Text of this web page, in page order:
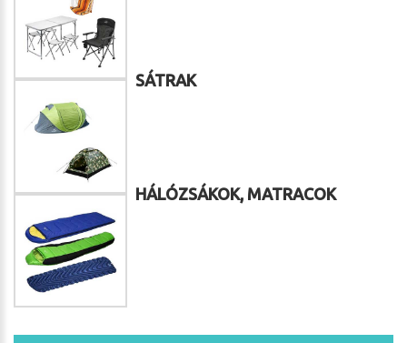
SÁTRAK
HÁLÓZSÁKOK, MATRACOK